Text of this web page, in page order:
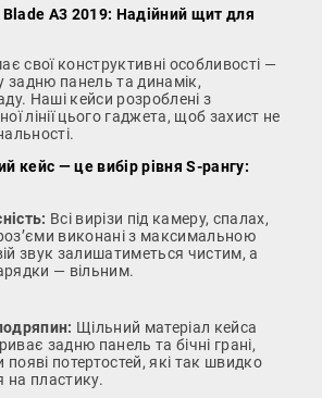
Blade A3 2019: Надійний щит для
свої конструктивні особливості —
задню панель та динамік,
Наші кейси розроблені з
лінії цього гаджета, щоб захист не
кейс — це вибір рівня S-рангу:
Всі вирізи під камеру, спалах,
виконані з максимальною
звук залишатиметься чистим, а
— вільним.
Щільний матеріал кейса
задню панель та бічні грані,
появі потертостей, які так швидко
на пластику.